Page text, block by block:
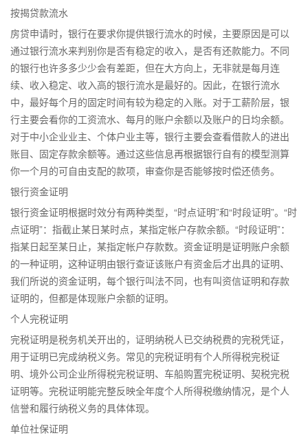
按揭贷款流水
房贷申请时，银行在要求你提供银行流水的时候，主要原因是可以
通过银行流水来判别你是否有稳定的收入，是否有还款能力。不同
的银行也许多多少少会有差距，但在大方向上，无非就是每月连
续、收入稳定、收入高的银行流水是最好的。因此，在银行流水
中，最好每个月的固定时间有较为稳定的入账。对于工薪阶层，银
行主要会看你的工资流水、每月的账户余额以及账户的日均余额。
对于中小企业业主、个体户业主等，银行主要会查看借款人的进出
账目、固定存款余额等。通过这些信息再根据银行自有的模型测算
你一个月的可自由支配的款项，审查你是否能够按时偿还债务。
银行资金证明
银行资金证明根据时效分有两种类型，“时点证明”和“时段证明”。“时
点证明”：指截止某日某时点，某指定帐户存款余额。“时段证明”：
指某日起至某日止，某指定帐户存款数。资金证明是证明账户余额
的一种证明，这种证明由银行查证该账户有资金后才出具的证明、
我们所说的资金证明，每个银行叫法不同，也有叫资信证明和存款
证明的，但都是体现账户余额的证明。
个人完税证明
完税证明是税务机关开出的，证明纳税人已交纳税费的完税凭证，
用于证明已完成纳税义务。常见的完税证明有个人所得税完税证
明、境外公司企业所得税完税证明、车船购置完税证明、契税完税
证明等。完税证明能完整反映全年度个人所得税缴纳情况，是个人
信誉和履行纳税义务的具体体现。
单位社保证明